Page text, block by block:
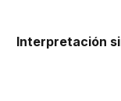
Interpretación